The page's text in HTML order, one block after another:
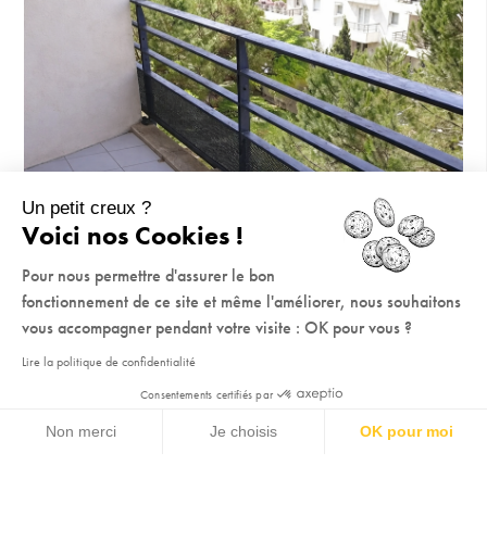
Un petit creux ?
Voici nos Cookies !
Pour nous permettre d'assurer le bon
fonctionnement de ce site et même l'améliorer, nous souhaitons
vous accompagner pendant votre visite : OK pour vous ?
Lire la politique de confidentialité
Consentements certifiés par
Non merci Je choisis OK pour moi